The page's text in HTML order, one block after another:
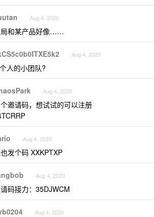
Aug 4, 2020
和某产品好像……
Aug 4, 2020
人的小团队?
Aug 4, 2020
邀请码，想试试的可以注册
Aug 4, 2020
发个码 XXKPTXP
Aug 4, 2020
码接力：35DJWCM
Aug 4, 2020